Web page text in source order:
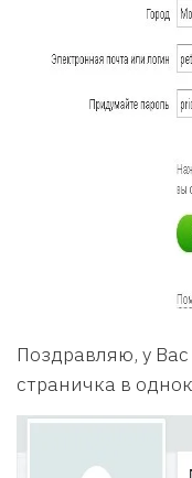
Поздравляю, у
страничка в